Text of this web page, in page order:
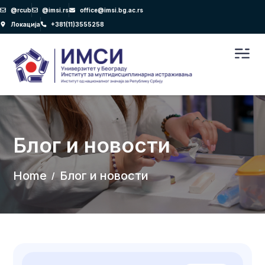
Пређи
на
садржај
@rcub @imsi.rs
office@imsi.bg.ac.rs
Локација
+381(11)3555258
Блог и новости
Home / Блог и новости